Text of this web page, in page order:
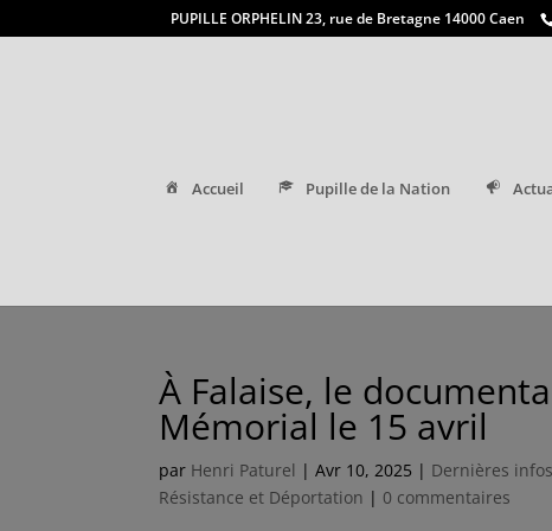
PUPILLE ORPHELIN 23, rue de Bretagne 14000 Caen
Accueil Pupille de la Nation
À Falaise, le
Mémorial le 15 avril
par Henri Paturel |Avr 10, 2025 | Dernières infos
Résistance et Déportation | 0 commentaires